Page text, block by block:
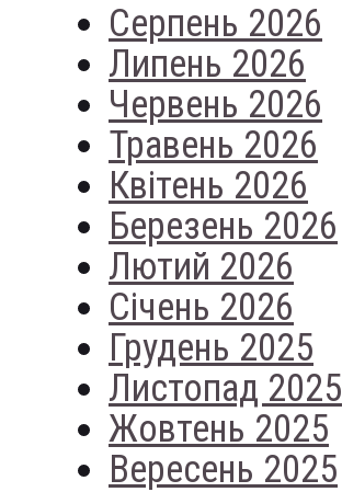
Серпень 2026
Липень 2026
Червень 2026
Травень 2026
Квітень 2026
Березень 2026
Лютий 2026
Січень 2026
Грудень 2025
Листопад 2025
Жовтень 2025
Вересень 2025